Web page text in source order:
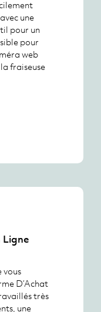
une
pour un
pour
web
fraiseuse
Ligne
vous
D’Achat
très
une